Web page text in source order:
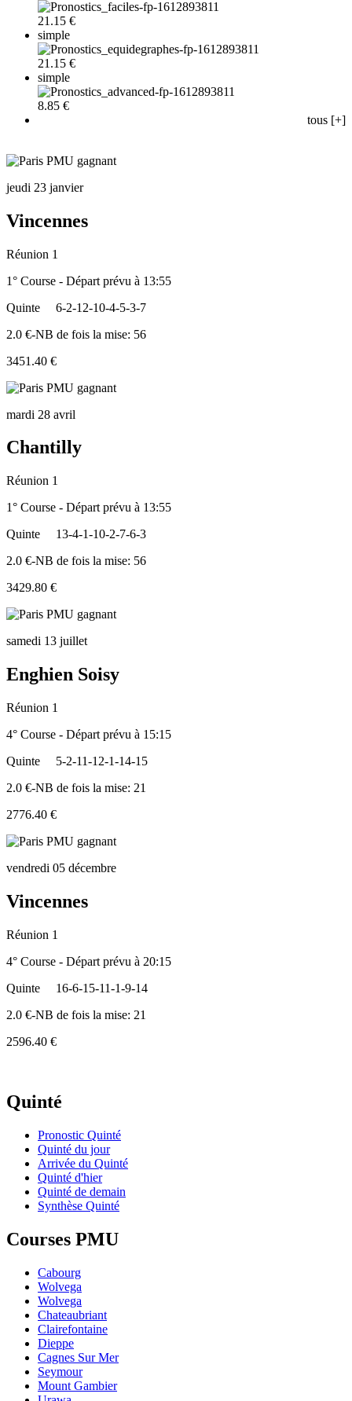
21.15 €
simple
21.15 €
simple
8.85 €
tous [+]
jeudi 23 janvier
Vincennes
Réunion 1
1° Course - Départ prévu à 13:55
Quinte
6-2-12-10-4-5-3-7
2.0 €-NB de fois la mise: 56
3451.40 €
mardi 28 avril
Chantilly
Réunion 1
1° Course - Départ prévu à 13:55
Quinte
13-4-1-10-2-7-6-3
2.0 €-NB de fois la mise: 56
3429.80 €
samedi 13 juillet
Enghien Soisy
Réunion 1
4° Course - Départ prévu à 15:15
Quinte
5-2-11-12-1-14-15
2.0 €-NB de fois la mise: 21
2776.40 €
vendredi 05 décembre
Vincennes
Réunion 1
4° Course - Départ prévu à 20:15
Quinte
16-6-15-11-1-9-14
2.0 €-NB de fois la mise: 21
2596.40 €
Quinté
Pronostic Quinté
Quinté du jour
Arrivée du Quinté
Quinté d'hier
Quinté de demain
Synthèse Quinté
Courses PMU
Cabourg
Wolvega
Wolvega
Chateaubriant
Clairefontaine
Dieppe
Cagnes Sur Mer
Seymour
Mount Gambier